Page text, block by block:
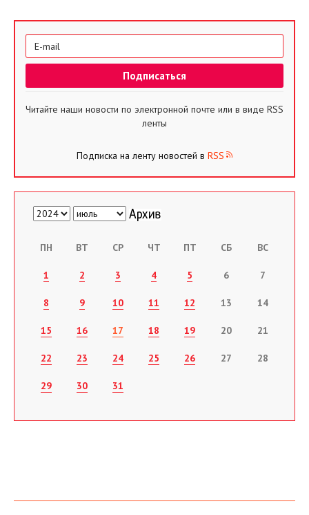
Читайте наши новости по электронной почте или в виде RSS
ленты
Подписка на ленту новостей в RSS
ПН ВТ СР ЧТ ПТ СБ ВС
1 2 3 4 5 6 7
8 9 10 11 12 13 14
15 16 17 18 19 20 21
22 23 24 25 26 27 28
29 30 31